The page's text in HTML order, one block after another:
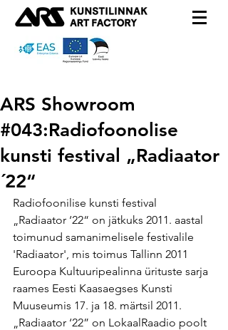
ARS Showroom
#043:Radiofoonolise
kunsti festival „Radiaator
´22“
Radiofoonilise kunsti festival
„Radiaator ‘22“ on jätkuks 2011. aastal
toimunud samanimelisele festivalile
'Radiaator', mis toimus Tallinn 2011
Euroopa Kultuuripealinna ürituste sarja
raames Eesti Kaasaegses Kunsti
Muuseumis 17. ja 18. märtsil 2011.
„Radiaator ‘22” on LokaalRaadio poolt